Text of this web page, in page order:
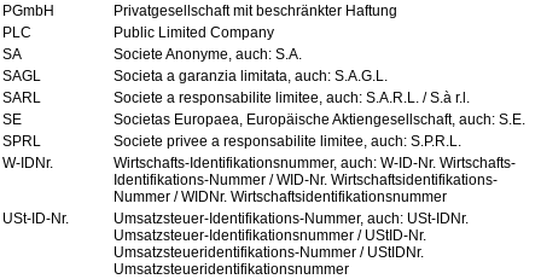
PGmbH
Privatgesellschaft mit beschränkter Haftung
PLC
Public Limited Company
SA
Societe Anonyme, auch: S.A.
SAGL
Societa a garanzia limitata, auch: S.A.G.L.
SARL
Societe a responsabilite limitee, auch: S.A.R.L. / S.à r.l.
SE
Societas Europaea, Europäische Aktiengesellschaft, auch: S.E.
SPRL
Societe privee a responsabilite limitee, auch: S.P.R.L.
W-IDNr.
Wirtschafts-Identifikationsnummer, auch: W-ID-Nr. Wirtschafts-
Identifikations-Nummer / WID-Nr. Wirtschaftsidentifikations-
Nummer / WIDNr. Wirtschaftsidentifikationsnummer
USt-ID-Nr.
Umsatzsteuer-Identifikations-Nummer, auch: USt-IDNr.
Umsatzsteuer-Identifikationsnummer / UStID-Nr.
Umsatzsteueridentifikations-Nummer / UStIDNr.
Umsatzsteueridentifikationsnummer